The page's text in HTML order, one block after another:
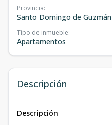
Provincia:
Santo Domingo de Guzmán
Tipo de inmueble:
Apartamentos
Descripción
Descripción